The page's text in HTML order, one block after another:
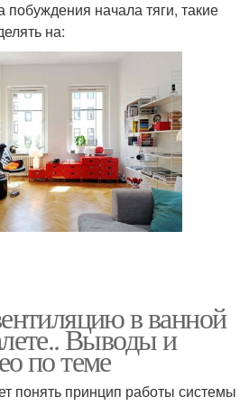
побуждения начала тяги, такие
на:
в ванной
Выводы и
по теме
понять принцип работы системы